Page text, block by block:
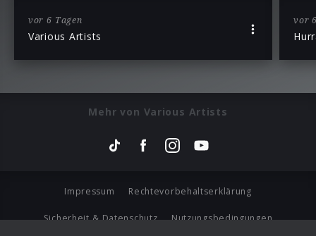
vor 6 Tagen
Various Artists
vor
Mehr von Various Artists
Impressum Rechtevorbehaltserklärung
Sicherheit & Datenschutz Nutzungsbedingungen